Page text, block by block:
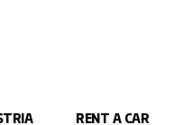
RENT A CAR